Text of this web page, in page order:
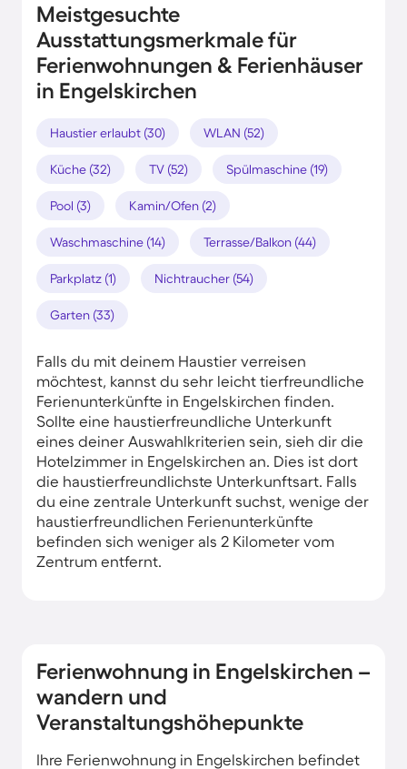
Meistgesuchte
Ausstattungsmerkmale für
Ferienwohnungen & Ferienhäuser
in Engelskirchen
Haustier erlaubt (30) WLAN (52)
Küche (32) TV (52) Spülmaschine (19)
Pool (3) Kamin/Ofen (2)
Waschmaschine (14) Terrasse/Balkon (44)
Parkplatz (1) Nichtraucher (54)
Garten (33)
Falls du mit deinem Haustier verreisen
möchtest, kannst du sehr leicht tierfreundliche
Ferienunterkünfte in Engelskirchen finden.
Sollte eine haustierfreundliche Unterkunft
eines deiner Auswahlkriterien sein, sieh dir die
Hotelzimmer in Engelskirchen an. Dies ist dort
die haustierfreundlichste Unterkunftsart. Falls
du eine zentrale Unterkunft suchst, wenige der
haustierfreundlichen Ferienunterkünfte
befinden sich weniger als 2 Kilometer vom
Zentrum entfernt.
Ferienwohnung in Engelskirchen –
wandern und
Veranstaltungshöhepunkte
Ihre Ferienwohnung in Engelskirchen befindet